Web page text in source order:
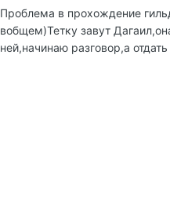
Проблема в прохождение
вобщем)Тетку завут
ней,начинаю разговор,а